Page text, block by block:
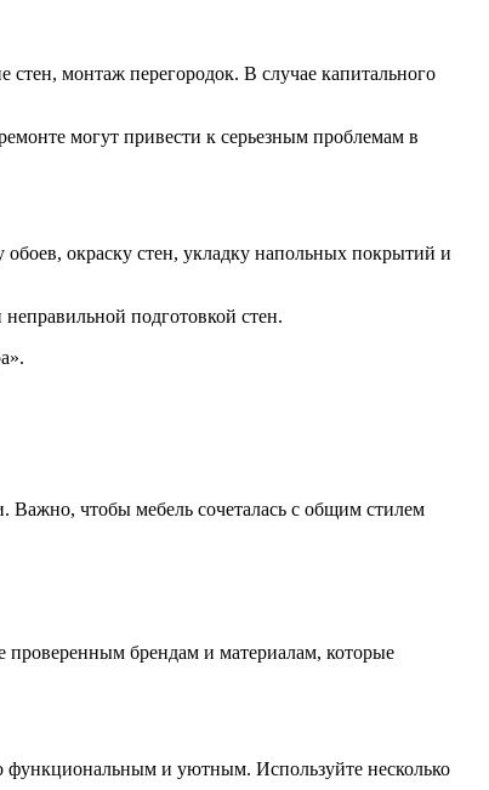
стен, монтаж перегородок. В случае капитального
могут привести к серьезным проблемам в
окраску стен, укладку напольных покрытий и
подготовкой стен.
Важно, чтобы мебель сочеталась с общим стилем
проверенным брендам и материалам, которые
и уютным. Используйте несколько